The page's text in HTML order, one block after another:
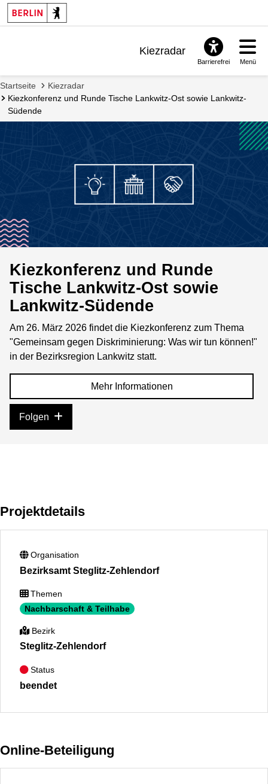
Kiezradar
Barrierefrei Menü
Startseite
Kiezradar
Kiezkonferenz und Runde Tische Lankwitz-Ost sowie Lankwitz-
Südende
Kiezkonferenz und Runde
Tische Lankwitz-Ost sowie
Lankwitz-Südende
Am 26. März 2026 findet die Kiezkonferenz zum Thema
"Gemeinsam gegen Diskriminierung: Was wir tun können!"
in der Bezirksregion Lankwitz statt.
Mehr Informationen
Folgen
Projektdetails
Organisation
Bezirksamt Steglitz-Zehlendorf
Themen
Nachbarschaft & Teilhabe
Bezirk
Steglitz-Zehlendorf
Status
beendet
Online-Beteiligung